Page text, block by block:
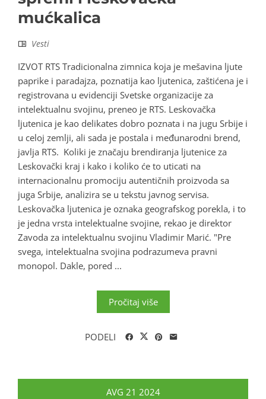
mućkalica
Vesti
IZVOT RTS Tradicionalna zimnica koja je mešavina ljute
paprike i paradajza, poznatija kao ljutenica, zaštićena je i
registrovana u evidenciji Svetske organizacije za
intelektualnu svojinu, preneo je RTS. Leskovačka
ljutenica je kao delikates dobro poznata i na jugu Srbije i
u celoj zemlji, ali sada je postala i međunarodni brend,
javlja RTS. Koliki je značaju brendiranja ljutenice za
Leskovački kraj i kako i koliko će to uticati na
internacionalnu promociju autentičnih proizvoda sa
juga Srbije, analizira se u tekstu javnog servisa.
Leskovačka ljutenica je oznaka geografskog porekla, i to
je jedna vrsta intelektualne svojine, rekao je direktor
Zavoda za intelektualnu svojinu Vladimir Marić. "Pre
svega, intelektualna svojina podrazumeva pravni
monopol. Dakle, pored ...
Pročitaj više
PODELI
AVG 21 2024